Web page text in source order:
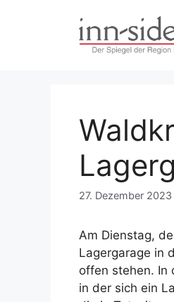
27. Dezember 2023
Am Dienstag,
Lagergarage in
offen stehen. In
in der sich ein